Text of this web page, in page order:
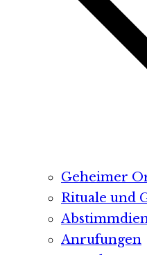
Geheimer
Rituale und
Anrufungen